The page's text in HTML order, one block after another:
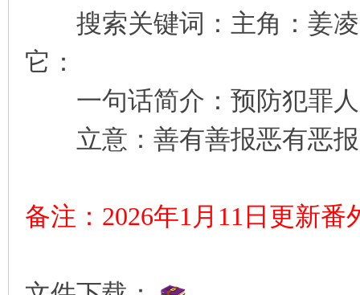
搜索关键词：主角：姜
它：
一句话简介：预防犯罪人
立意：善有善报恶有恶报
备注：2026年1月11日更新